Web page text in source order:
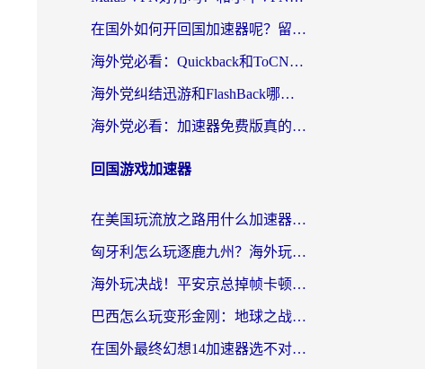
在国外如何开回国加速器呢？留学生亲测的无缝访问国内资源指南
海外党必看：Quickback和ToCN好用吗？3分钟选对回国加速器的实用指南
海外党纠结迅游和FlashBack哪个好？2026实用指南教你选对回国加速器
海外党必看：加速器免费版真的能解决回国访问难题吗？附实用选择指南
回国游戏加速器
在美国玩流放之路用什么加速器？海外党国服游戏不卡顿的终极攻略
匈牙利怎么玩逐鹿九州？海外玩家国服游戏加速器终极指南（附永劫无间荣耀新三国解决方案）
海外玩决战！平安京总掉帧卡顿？用什么加速器比较好？实测指南来了
巴西怎么玩变形金刚：地球之战？海外玩家国服游戏加速终极指南（附新诛仙延迟密室逃脱18解决办法）
在国外最终幻想14加速器选不对？海外玩家的国服游戏加速避坑指南